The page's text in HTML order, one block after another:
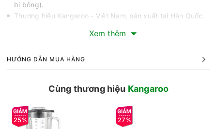
bị bỏng).
Thương hiệu Kangaroo - Việt Nam, sản xuất tại Hàn Quốc.
4 - 12°C (trong điều kiện tiêu chuẩn) phục vụ nhu cầu giải
Thiết kế cây nước nóng lạnh 2 trong 1 tiện lợi và an toàn, có
môi trường và thể tích nước lấy ra.
Xem thêm
HƯỚNG DẪN MUA HÀNG
Cùng thương hiệu Kangaroo
25% 27%